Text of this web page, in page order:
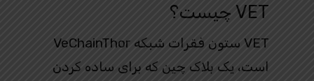
VET چیست؟
VET ستون فقرات شبکه VeChainThor
است، یک بلاک چین که برای ساده کردن